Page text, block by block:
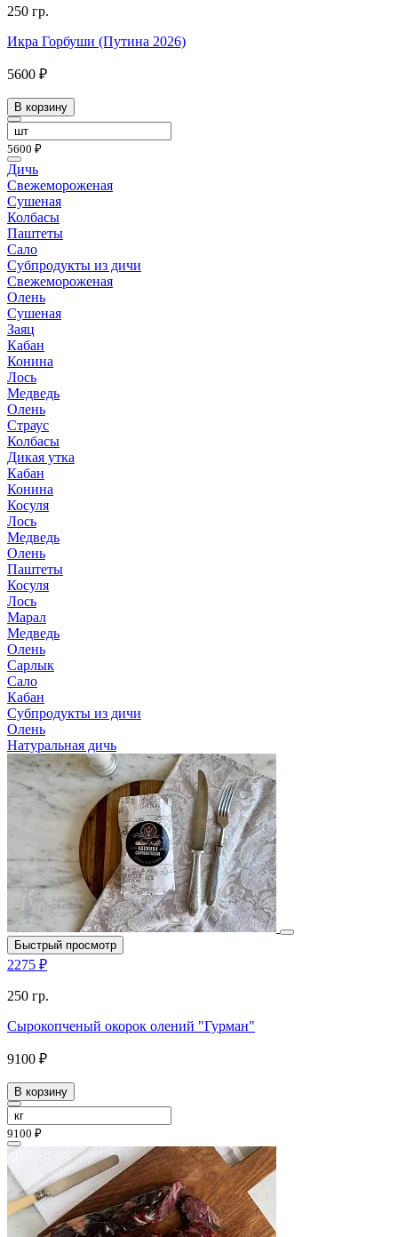
250 гр.
Икра Горбуши (Путина 2026)
5600 ₽
В корзину
5600 ₽
Дичь
Свежемороженая
Сушеная
Колбасы
Паштеты
Сало
Субпродукты из дичи
Свежемороженая
Олень
Сушеная
Заяц
Кабан
Конина
Лось
Медведь
Олень
Страус
Колбасы
Дикая утка
Кабан
Конина
Косуля
Лось
Медведь
Олень
Паштеты
Косуля
Лось
Марал
Медведь
Олень
Сарлык
Сало
Кабан
Субпродукты из дичи
Олень
Натуральная дичь
Быстрый просмотр
2275 ₽
250 гр.
Сырокопченый окорок олений "Гурман"
9100 ₽
В корзину
9100 ₽